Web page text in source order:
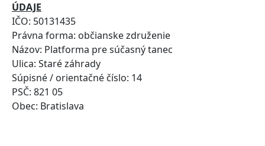
ÚDAJE
IČO: 50131435
Právna forma: občianske združenie
Názov: Platforma pre súčasný tanec
Ulica: Staré záhrady
Súpisné / orientačné číslo: 14
PSČ: 821 05
Obec: Bratislava